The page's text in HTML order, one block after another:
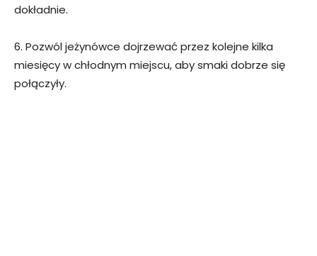
dokładnie.
6. Pozwól jeżynówce dojrzewać przez kolejne kilka
miesięcy w chłodnym miejscu, aby smaki dobrze się
połączyły.